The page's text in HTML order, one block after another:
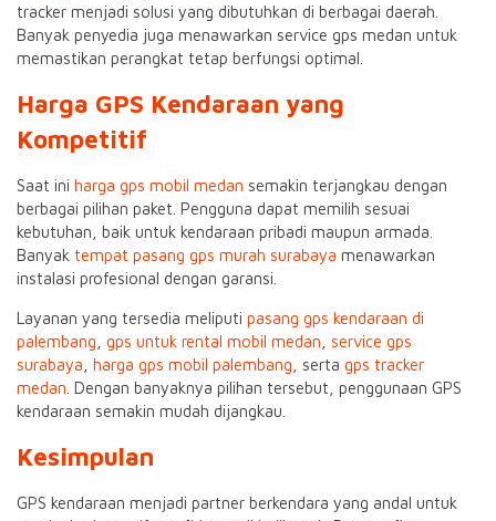
tracker menjadi solusi yang dibutuhkan di berbagai daerah.
Banyak penyedia juga menawarkan service gps medan untuk
memastikan perangkat tetap berfungsi optimal.
Harga GPS Kendaraan yang
Kompetitif
Saat ini harga gps mobil medan semakin terjangkau dengan
berbagai pilihan paket. Pengguna dapat memilih sesuai
kebutuhan, baik untuk kendaraan pribadi maupun armada.
Banyak tempat pasang gps murah surabaya menawarkan
instalasi profesional dengan garansi.
Layanan yang tersedia meliputi pasang gps kendaraan di
palembang gps untuk rental mobil medan service gps
surabaya harga gps mobil palembang , serta gps tracker
medan . Dengan banyaknya pilihan tersebut, penggunaan GPS
kendaraan semakin mudah dijangkau.
Kesimpulan
GPS kendaraan menjadi partner berkendara yang andal untuk